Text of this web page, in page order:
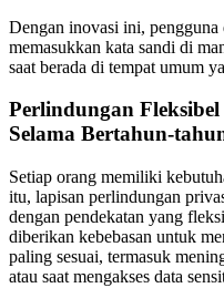
Dengan inovasi ini, pengguna
memasukkan kata sandi di
saat berada di tempat umum
Perlindungan
Selama Bertahun-
Setiap orang memiliki
itu, lapisan perlindungan
dengan pendekatan yang
diberikan kebebasan untuk
paling sesuai, termasuk
atau saat mengakses data